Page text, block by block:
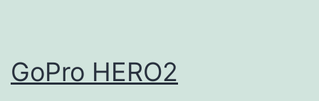
GoPro HERO2